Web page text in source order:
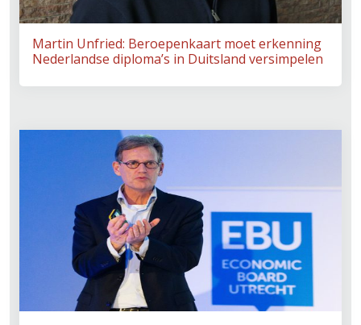
Martin Unfried: Beroepenkaart moet erkenning
Nederlandse diploma’s in Duitsland versimpelen